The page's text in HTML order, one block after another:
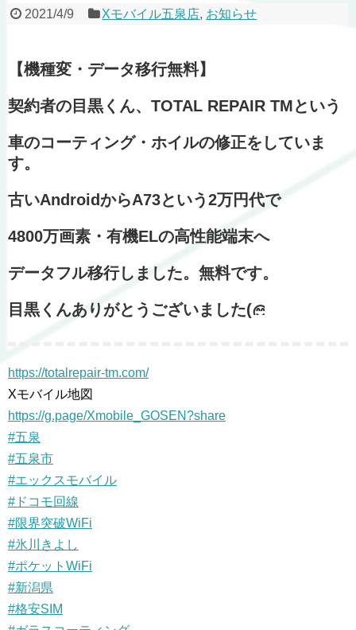
2021/4/9 Xモバイル五泉店, お知らせ
【機種変・データ移行無料】
契約者の目黒くん、TOTAL REPAIR TMという
車のコーティング・ホイルの修正をしていま
す。
古いAndroidからA73という2万円代で
4800万画素・有機ELの高性能端末へ
データフル移行しました。無料です。
目黒くんありがとうございました(
https://totalrepair-tm.com/
Xモバイル地図
https://g.page/Xmobile_GOSEN?share
#五泉
#五泉市
#エックスモバイル
#ドコモ回線
#限界突破WiFi
#氷川きよし
#ポケットWiFi
#新潟県
#格安SIM